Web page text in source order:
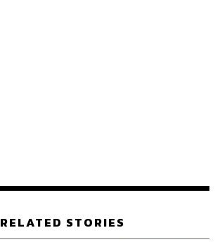
RELATED STORIES